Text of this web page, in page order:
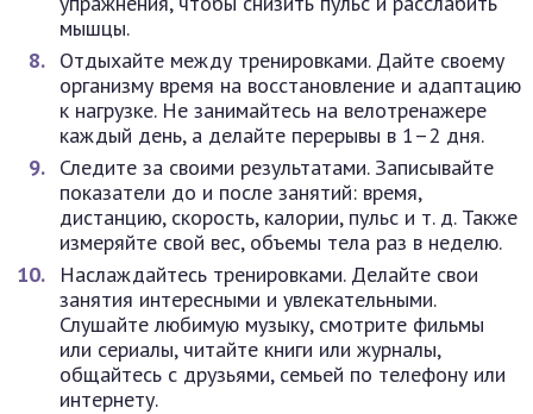
мышцы.
Отдыхайте между тренировками. Дайте своему
организму время на восстановление и адаптацию
к нагрузке. Не занимайтесь на велотренажере
каждый день, а делайте перерывы в 1–2 дня.
Следите за своими результатами. Записывайте
показатели до и после занятий: время,
дистанцию, скорость, калории, пульс и т. д. Также
измеряйте свой вес, объемы тела раз в неделю.
Наслаждайтесь тренировками. Делайте свои
занятия интересными и увлекательными.
Слушайте любимую музыку, смотрите фильмы
или сериалы, читайте книги или журналы,
общайтесь с друзьями, семьей по телефону или
интернету.